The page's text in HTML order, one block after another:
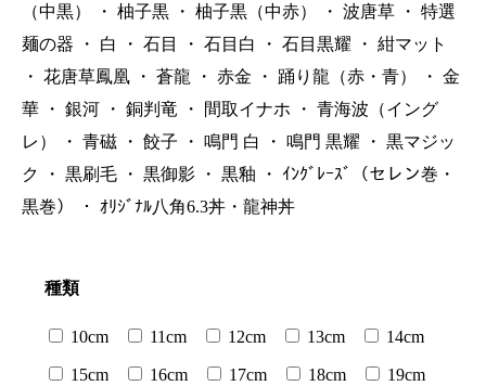
（中黒）
・ 柚子黒 ・ 柚子黒（中赤） ・ 波唐草 ・ 特選
麺の器
・ 白 ・ 石目 ・ 石目白 ・ 石目黒耀 ・ 紺マット
・ 花唐草鳳凰 ・ 蒼龍 ・ 赤金 ・ 踊り龍（赤・青） ・ 金
華
・ 銀河 ・ 銅判竜 ・ 間取イナホ ・ 青海波（イング
レ）
・ 青磁 ・ 餃子 ・ 鳴門 白 ・ 鳴門 黒耀 ・ 黒マジッ
ク
・ 黒刷毛 ・ 黒御影 ・ 黒釉 ・
ｲﾝｸﾞﾚｰｽﾞ（セレン巻・
黒巻）
・ ｵﾘｼﾞﾅﾙ八角6.3丼・龍神丼
種類
10cm 11cm 12cm 13cm 14cm
15cm 16cm 17cm 18cm 19cm